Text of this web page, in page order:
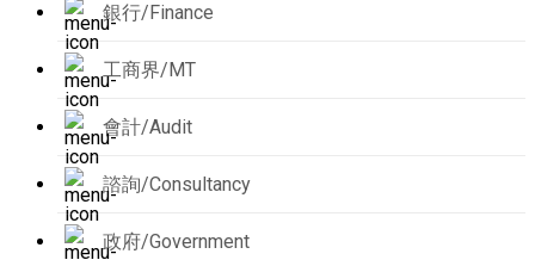
銀行/Finance
工商界/MT
會計/Audit
諮詢/Consultancy
政府/Government